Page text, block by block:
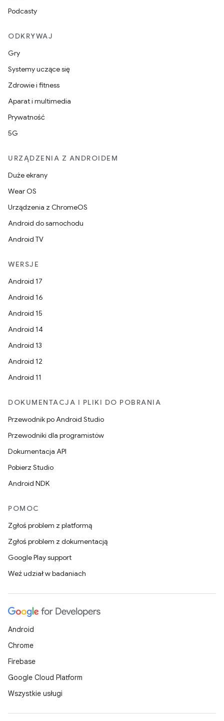
Podcasty
ODKRYWAJ
Gry
Systemy uczące się
Zdrowie i fitness
Aparat i multimedia
Prywatność
5G
URZĄDZENIA Z ANDROIDEM
Duże ekrany
Wear OS
Urządzenia z ChromeOS
Android do samochodu
Android TV
WERSJE
Android 17
Android 16
Android 15
Android 14
Android 13
Android 12
Android 11
DOKUMENTACJA I PLIKI DO POBRANIA
Przewodnik po Android Studio
Przewodniki dla programistów
Dokumentacja API
Pobierz Studio
Android NDK
POMOC
Zgłoś problem z platformą
Zgłoś problem z dokumentacją
Google Play support
Weź udział w badaniach
Android
Chrome
Firebase
Google Cloud Platform
Wszystkie usługi